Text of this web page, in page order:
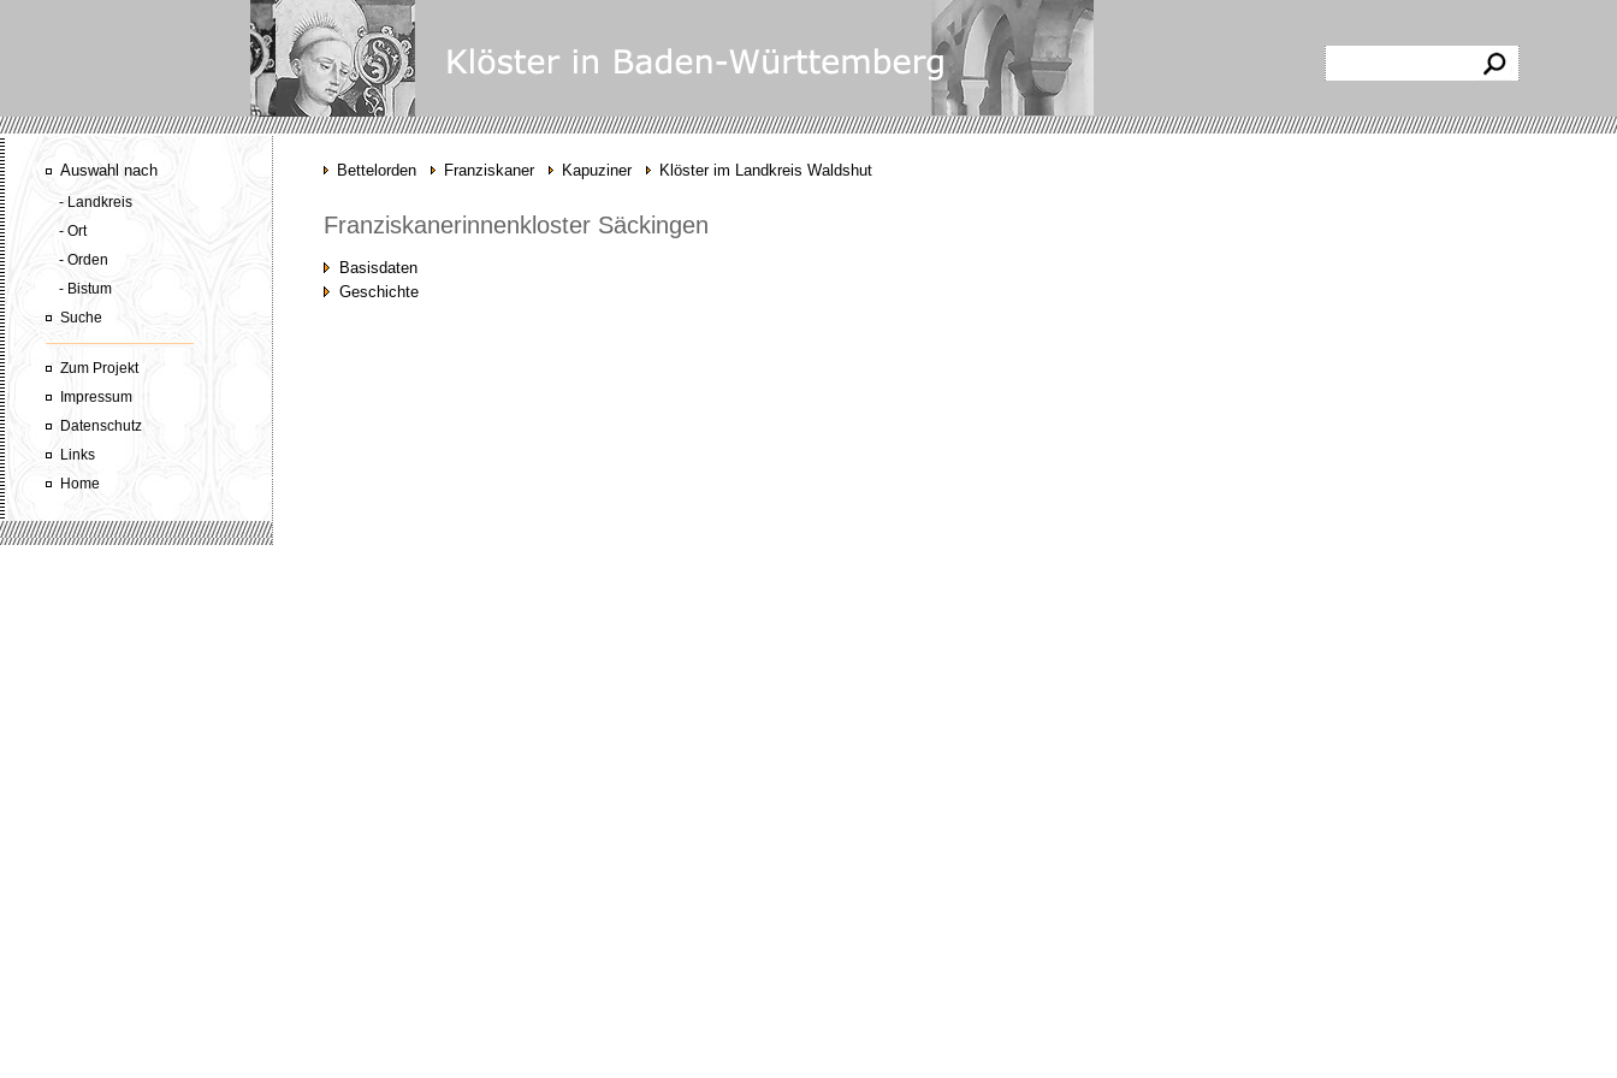
Auswahl nach
- Landkreis
- Ort
- Orden
- Bistum
Suche
Zum Projekt
Impressum
Datenschutz
Links
Home
Bettelorden Franziskaner Kapuziner Klöster im Landkreis Waldshut
Franziskanerinnenkloster Säckingen
Basisdaten
Geschichte